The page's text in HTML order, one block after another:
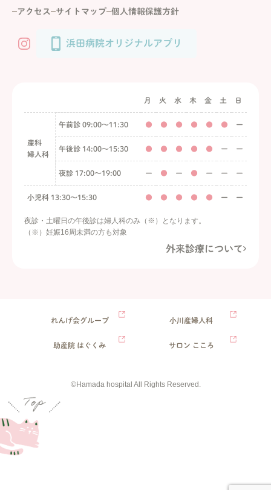
アクセス サイトマップ 個人情報保護方針
浜田病院オリジナルアプリ
月 火 水 木 金 土 日
産科
婦人科
午前診 09:00〜11:30 ● ● ● ● ● ● ー
午後診 14:00〜15:30 ● ● ● ● ● ー ー
夜診 17:00〜19:00 ー ● ー ● ー ー ー
小児科 13:30〜15:30 ● ● ● ● ● ー ー
夜診・土曜日の午後診は婦人科のみ（※）となります。
（※）妊娠16周未満の方も対象
外来診療について
れんげ会グループ 小川産婦人科
助産院 はぐくみ サロン こころ
©Hamada hospital All Rights Reserved.